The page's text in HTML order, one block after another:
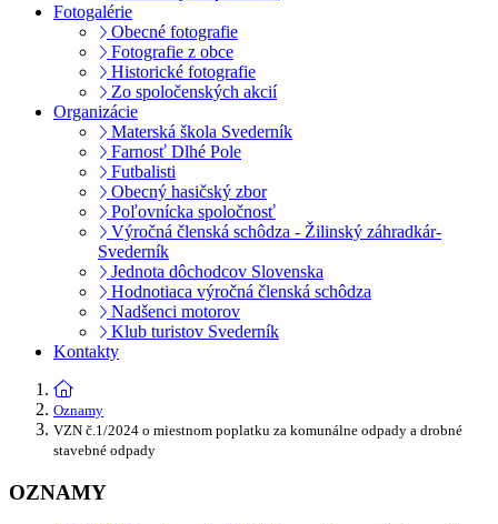
Fotogalérie
Obecné fotografie
Fotografie z obce
Historické fotografie
Zo spoločenských akcií
Organizácie
Materská škola Svederník
Farnosť Dlhé Pole
Futbalisti
Obecný hasičský zbor
Poľovnícka spoločnosť
Výročná členská schôdza - Žilinský záhradkár-
Svederník
Jednota dôchodcov Slovenska
Hodnotiaca výročná členská schôdza
Nadšenci motorov
Klub turistov Svederník
Kontakty
Oznamy
VZN č.1/2024 o miestnom poplatku za komunálne odpady a drobné
stavebné odpady
OZNAMY